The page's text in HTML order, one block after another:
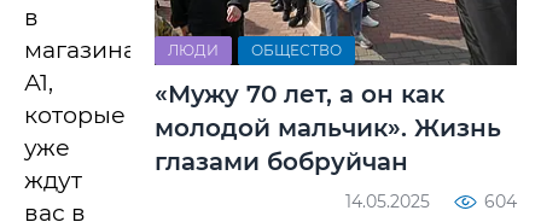
в
магазинах
А1,
которые
уже
ждут
вас в
ЛЮДИ ОБЩЕСТВО
«Мужу 70 лет, а он как
молодой мальчик». Жизнь
глазами бобруйчан
14.05.2025 604